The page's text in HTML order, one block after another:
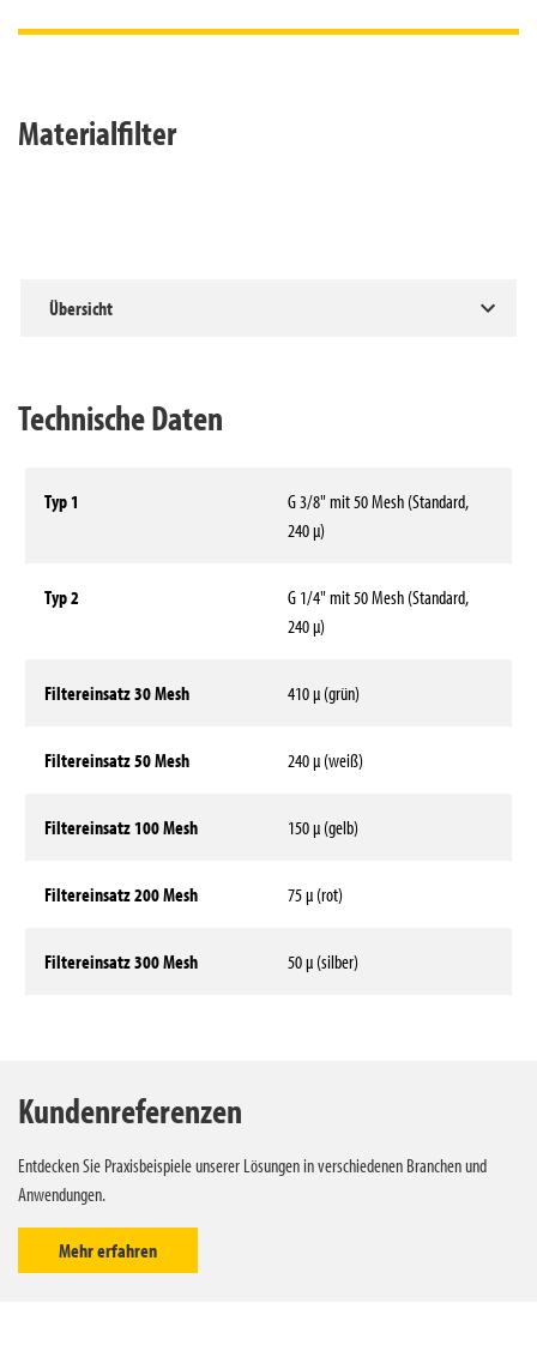
Materialfilter
Übersicht
Technische Daten
Typ 1
G 3/8" mit 50 Mesh (Standard,
240 µ)
Typ 2
G 1/4" mit 50 Mesh (Standard,
240 µ)
Filtereinsatz 30 Mesh 410 µ (grün)
Filtereinsatz 50 Mesh 240 µ (weiß)
Filtereinsatz 100 Mesh 150 µ (gelb)
Filtereinsatz 200 Mesh 75 µ (rot)
Filtereinsatz 300 Mesh 50 µ (silber)
Kundenreferenzen
Entdecken Sie Praxisbeispiele unserer Lösungen in verschiedenen Branchen und
Anwendungen.
Mehr erfahren